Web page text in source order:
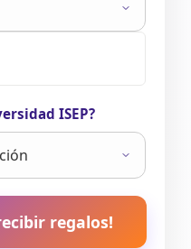
ISEP?
regalos!